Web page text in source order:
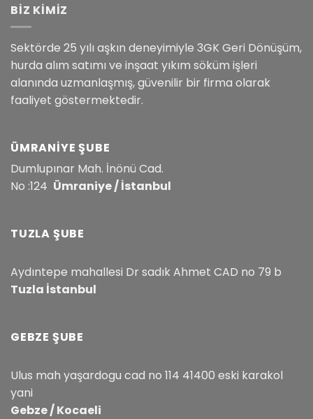
BİZ KİMİZ
Sektörde 25 yılı aşkın deneyimiyle 3GK Geri Dönüşüm,
hurda alım satımı ve inşaat yıkım söküm işleri
alanında uzmanlaşmış, güvenilir bir firma olarak
faaliyet göstermektedir.
ÜMRANIYE ŞUBE
Dumlupınar Mah. İnönü Cad.
No :124 Ümraniye / İstanbul
TUZLA ŞUBE
Aydıntepe mahallesi Dr sadık Ahmet CAD no 79 b
Tuzla İstanbul
GEBZE ŞUBE
Ulus mah yaşardogu cad no 114 41400 eski karakol
yani
Gebze / Kocaeli